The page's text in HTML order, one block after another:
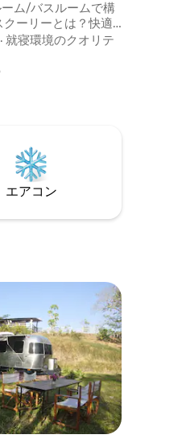
ム/バスルームで構
ーリーとは？快適
ールバスです。 プ
、プライベートビ
利で、近くにレス
。 アメニテ
、仕事用デスクを備
が含まれます。
· 就寝環境のクオリテ
エアコン